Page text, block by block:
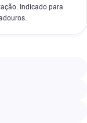
Indicado para